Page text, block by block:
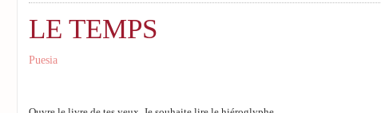
LE TEMPS
Puesia